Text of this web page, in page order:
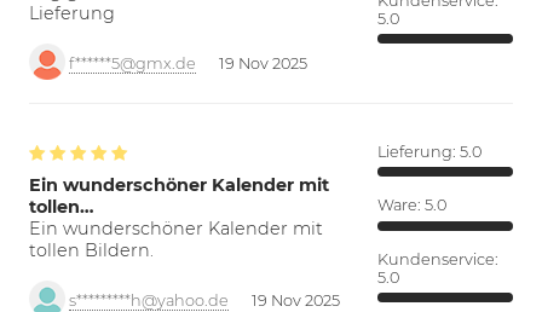
Lieferung
f******5@gmx.de 19 Nov 2025
5.0
Ein wunderschöner Kalender mit
tollen…
Ein wunderschöner Kalender mit
tollen Bildern.
s*********h@yahoo.de 19 Nov 2025
Lieferung: 5.0
Ware: 5.0
Kundenservice:
5.0